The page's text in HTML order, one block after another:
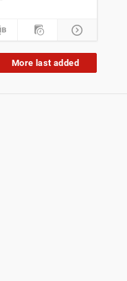
More last added